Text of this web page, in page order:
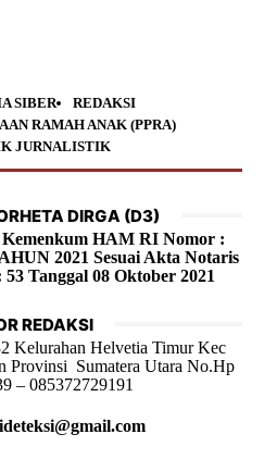
SIBER
REDAKSI
RAMAH ANAK (PPRA)
JURNALISTIK
DIRGA (D3)
HAM RI Nomor :
2021 Sesuai Akta Notaris
Tanggal 08 Oktober 2021
REDAKSI
Kelurahan Helvetia Timur Kec
Provinsi Sumatera Utara No.Hp
– 085372729191